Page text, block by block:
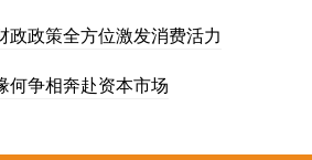
政政策全方位激发消费活力
何争相奔赴资本市场